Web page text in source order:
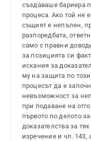
създаваше бариера
процеса. Ако той не
същият е непълен,
разпоредбата,
само с правни
за позицията си
искания за
му на защита по
процесът да е
невъзможност за
при подаване на
първото по делото
доказателства за
изречение и чл. 143,